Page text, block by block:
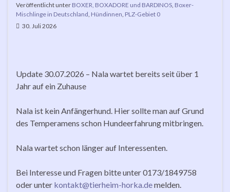
Veröffentlicht unter BOXER, BOXADORE und BARDINOS Boxer-
Mischlinge in Deutschland Hündinnen PLZ-Gebiet 0
30. Juli 2026
Update 30.07.2026 – Nala wartet bereits seit über 1
Jahr auf ein Zuhause
Nala ist kein Anfängerhund. Hier sollte man auf Grund
des Temperamens schon Hundeerfahrung mitbringen.
Nala wartet schon länger auf Interessenten.
Bei Interesse und Fragen bitte unter 0173/1849758
oder unter kontakt@tierheim-horka.demelden.